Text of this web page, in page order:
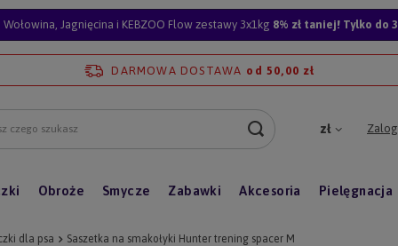
Jagnięcina i KEBZOO Flow zestawy 3x1kg 8% zł taniej! Tylko do
DARMOWA DOSTAWA od 50,00 zł
zł
Obroże Smycze Zabawki Akcesoria Pielęgnacja
dla psa Saszetka na smakołyki Hunter trening spacer M